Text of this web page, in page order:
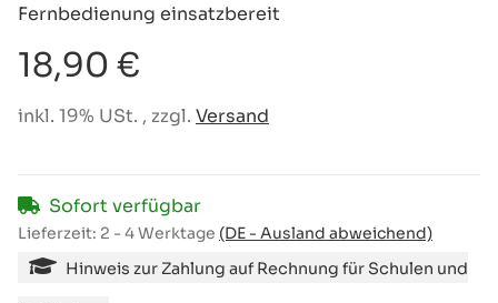
Fernbedienung einsatzbereit
18,90 €
inkl. 19% USt. , zzgl. Versand
Sofort verfügbar
Lieferzeit: 2 - 4 Werktage (DE - Ausland abweichend)
Hinweis zur Zahlung auf Rechnung für Schulen und